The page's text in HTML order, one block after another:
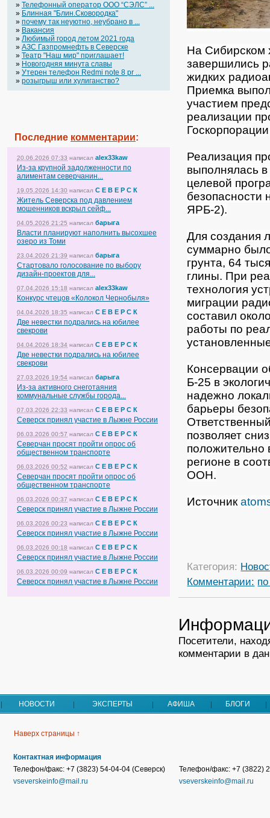
» Телефонный оператор OOO “СЭЛС” ...
» Блинная "Блин.Сковородка"
» почему так неуютно, неубрано в ...
» Вакансия
» Любимый город летом 2021 года
» АЗС Газпромнефть в Северске
» Театр "Наш мир" приглашает!
» Новогодняя минута славы
» Утерен телефон Redmi note 8 pr ...
» розыгрыш или хулиганство?
Последние комментарии:
20.06.2026 07:33 написал alex33kaw
Из-за крупной задолженности по
алиментам северчанин...
19.05.2026 14:30 написал С Е В Е Р С К
Житель Северска под давлением
мошенников вскрыл сейф...
04.05.2026 21:25 написал барыга
Власти планируют наполнить высохшее
озеро из Томи
23.04.2026 21:39 написал барыга
Стартовало голосование по выбору
дизайн-проектов для...
07.04.2026 15:18 написал alex33kaw
Конкурс чтецов «Колокол Чернобыля»
04.04.2026 18:35 написал С Е В Е Р С К
Две невестки подрались на юбилее
свекрови
04.04.2026 18:34 написал С Е В Е Р С К
Две невестки подрались на юбилее
свекрови
27.03.2026 19:54 написал барыга
Из-за активного снеготаяния
коммунальные службы города...
07.03.2026 22:33 написал С Е В Е Р С К
Северск принял участие в Лыжне России
06.03.2026 00:57 написал С Е В Е Р С К
Северчан просят пройти опрос об
общественном транспорте
06.03.2026 00:52 написал С Е В Е Р С К
Северчан просят пройти опрос об
общественном транспорте
06.03.2026 00:37 написал С Е В Е Р С К
Северск принял участие в Лыжне России
06.03.2026 00:23 написал С Е В Е Р С К
Северск принял участие в Лыжне России
06.03.2026 00:18 написал С Е В Е Р С К
Северск принял участие в Лыжне России
06.03.2026 00:09 написал С Е В Е Р С К
Северск принял участие в Лыжне России
На Сибирском
завершились
жидких
Приемка
участием
реализации
Реализация
выполнялась
целевой
безопасности
ЯРБ-2).
Для создания
суммарно
грунта, 64
глины. При
технология
миграции
составил
работы по
Консервации
Б-25 в
надежно
барьеры
позволяет
положительно
регионе в
ООН.
Источник
Категория:
Комментарии:
Посетители,
комментарии в
НОВОСТИ ЭКСПЕРТЫ АФИША БЛОГИ
Наверх страницы ↑
Контактная информация
Телефон/факс: +7 (3823) 54-04-04 (Северск)
vseverskeinfo@mail.ru
Телефон/факс: +7 (3822)
vseverskeinfo@mail.ru